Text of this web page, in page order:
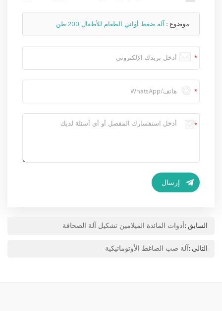
موضوع : آلة ضغط أواني الطعام للأطفال 200 طن
السابق :أدوات المائدة الميلامين تشكيل آلة الصحافة
التالى :آلة صب الضاغط الأوتوماتيكية